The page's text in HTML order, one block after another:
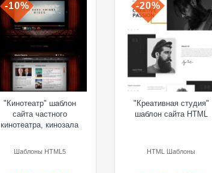
-10%
"Кинотеатр" шаблон
сайта частного
кинотеатра, кинозала
Шаблоны HTML5
-20%
"Креативная студия"
шаблон сайта HTML
HTML Шаблоны